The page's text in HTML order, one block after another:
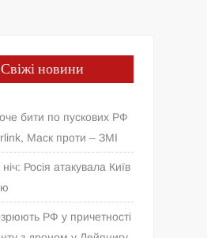
Свіжі новини
бити по пускових РФ
Маск проти – ЗМІ
Росія атакувала Київ
РФ у причетності